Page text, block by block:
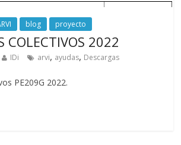
blog proyecto
COLECTIVOS 2022
IDi arvi, ayudas, Descargas
PE209G 2022.